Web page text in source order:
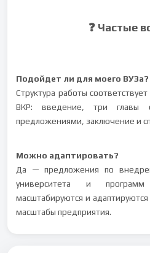
❓ Частые
Подойдет ли для моего ВУЗа?
Структура работы
ВКР: введение, три главы
предложениями, заключение и
Можно адаптировать?
Да — предложения по
университета и программ
масштабируются и
масштабы предприятия.